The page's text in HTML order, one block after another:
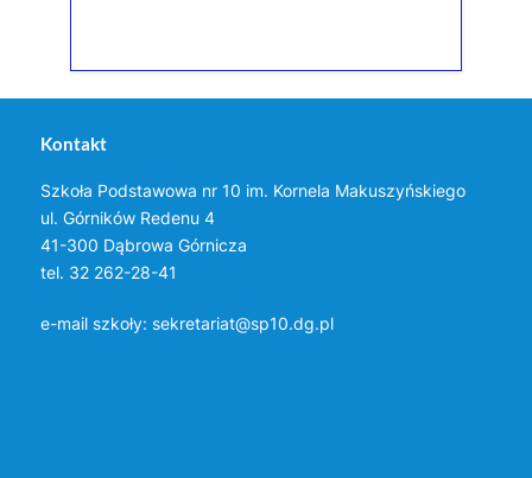
Kontakt
Szkoła Podstawowa nr 10 im. Kornela Makuszyńskiego
ul. Górników Redenu 4
41-300 Dąbrowa Górnicza
tel. 32 262-28-41
e-mail szkoły: sekretariat@sp10.dg.pl